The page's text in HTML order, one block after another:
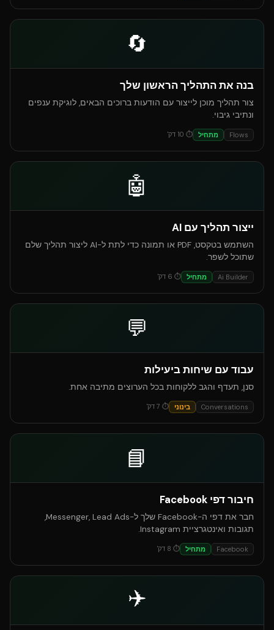
🔄
בנה את התהליך הראשון שלך
צור תהליך מוכן לייצור עם הודעות ברוכים הבאים, לוגיקת ענפים
ונתיבי גיבוי.
Flows מתחיל ⏱
10 דק'
🤖
ייצור תהליך עם AI
השתמש בטקסט, PDF או תמונה כדי לתת ל-AI ליצור תהליך שלם
שתוכל לשפר.
Ai Builder מתחיל ⏱
6 דק'
💬
עבוד עם שיחות ביעילות
סנן, תעדף והגב ללקוחות בכל הערוצים מתיבה אחת.
Conversations בינוני ⏱
7 דק'
📘
חיבור דפי Facebook
חבר את דפי ה-Facebook שלך ל-Messenger, Lead Ads,
תגובות ואינטגרציית Instagram.
Facebook מתחיל ⏱
8 דק'
✈️